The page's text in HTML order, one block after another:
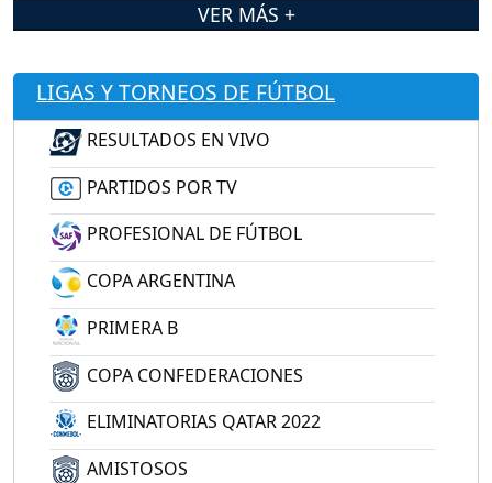
VER MÁS +
LIGAS Y TORNEOS DE FÚTBOL
RESULTADOS EN VIVO
PARTIDOS POR TV
PROFESIONAL DE FÚTBOL
COPA ARGENTINA
PRIMERA B
COPA CONFEDERACIONES
ELIMINATORIAS QATAR 2022
AMISTOSOS